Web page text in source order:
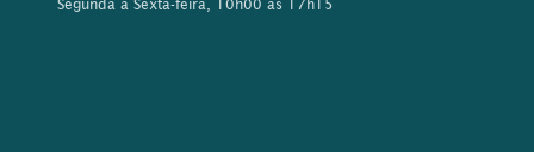
Segunda a Sexta-feira, 10h00 às 17h15